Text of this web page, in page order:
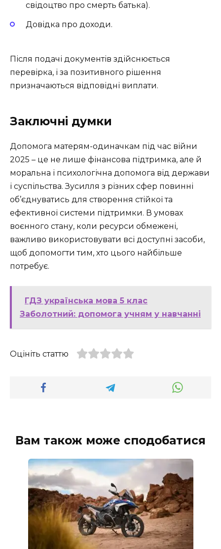
свідоцтво про смерть батька).
Довідка про доходи.
Після подачі документів здійснюється
перевірка, і за позитивного рішення
призначаються відповідні виплати.
Заключні думки
Допомога матерям-одиначкам під час війни
2025 – це не лише фінансова підтримка, але й
моральна і психологічна допомога від держави
і суспільства. Зусилля з різних сфер повинні
об’єднуватись для створення стійкої та
ефективної системи підтримки. В умовах
воєнного стану, коли ресурси обмежені,
важливо використовувати всі доступні засоби,
щоб допомогти тим, хто цього найбільше
потребує.
ГДЗ українська мова 5 клас
Заболотний: допомога учням у навчанні
Оцініть статтю
Вам також може сподобатися